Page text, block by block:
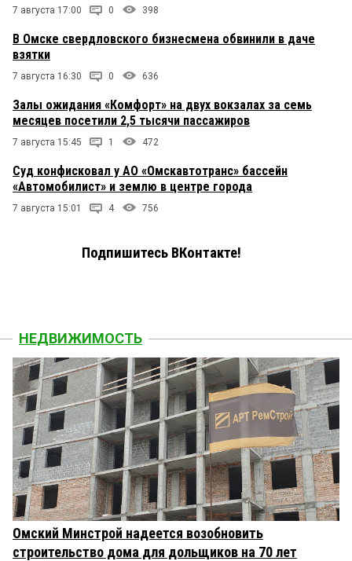
7 августа 17:00 0 398
В Омске свердловского бизнесмена обвинили в даче
взятки
7 августа 16:30 0 636
Залы ожидания «Комфорт» на двух вокзалах за семь
месяцев посетили 2,5 тысячи пассажиров
7 августа 15:45 1 472
Суд конфисковал у АО «Омскавтотранс» бассейн
«Автомобилист» и землю в центре города
7 августа 15:01 4 756
Подпишитесь ВКонтакте!
НЕДВИЖИМОСТЬ
Омский Минстрой надеется возобновить
строительство дома для дольщиков на 70 лет